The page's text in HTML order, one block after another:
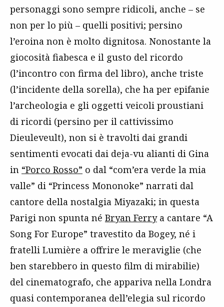
personaggi sono sempre ridicoli, anche – se
non per lo più – quelli positivi; persino
l’eroina non è molto dignitosa. Nonostante la
giocosità fiabesca e il gusto del ricordo
(l’incontro con firma del libro), anche triste
(l’incidente della sorella), che ha per epifanie
l’archeologia e gli oggetti veicoli proustiani
di ricordi (persino per il cattivissimo
Dieuleveult), non si è travolti dai grandi
sentimenti evocati dai deja-vu alianti di Gina
in “Porco Rosso” o dal “com’era verde la mia
valle” di “Princess Mononoke” narrati dal
cantore della nostalgia Miyazaki; in questa
Parigi non spunta né Bryan Ferrya cantare “A
Song For Europe” travestito da Bogey, né i
fratelli Lumière a offrire le meraviglie (che
ben starebbero in questo film di mirabilie)
del cinematografo, che appariva nella Londra
quasi contemporanea dell’elegia sul ricordo